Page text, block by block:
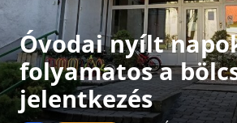
Óvodai nyílt
folyamatos a
jelentkezés